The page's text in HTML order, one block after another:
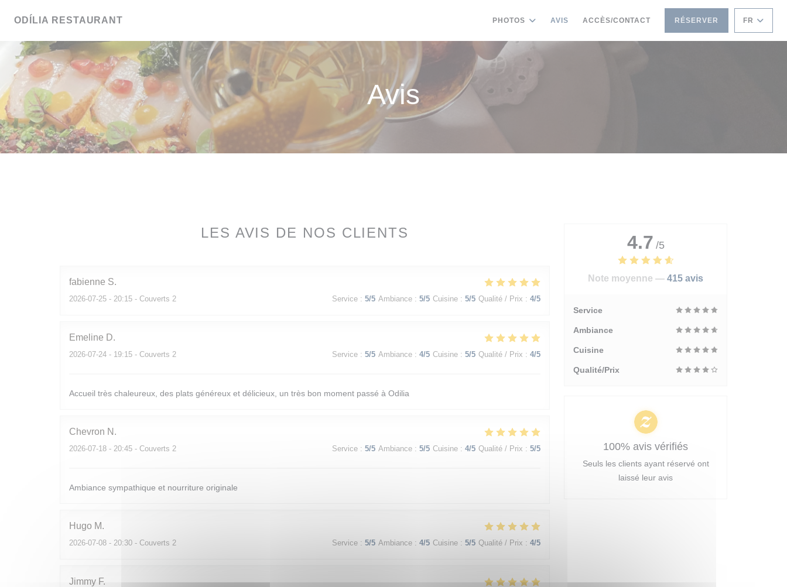
ODÍLIA RESTAURANT PHOTOS AVIS ACCÈS/CONTACT RÉSERVER FR
Avis
LES AVIS DE NOS CLIENTS
fabienne S
2026-07-25 - 20:15 - Couverts 2 Service : 5/5 Ambiance : 5/5 Cuisine : 5/5 Qualité / Prix : 4/5
Emeline D
2026-07-24 - 19:15 - Couverts 2 Service : 5/5 Ambiance : 4/5 Cuisine : 5/5 Qualité / Prix : 4/5
Accueil très chaleureux, des plats généreux et délicieux, un très bon moment passé à Odilia
Chevron N
2026-07-18 - 20:45 - Couverts 2 Service : 5/5 Ambiance : 5/5 Cuisine : 4/5 Qualité / Prix : 5/5
Ambiance sympathique et nourriture originale
Hugo M
2026-07-08 - 20:30 - Couverts 2 Service : 5/5 Ambiance : 4/5 Cuisine : 5/5 Qualité / Prix : 4/5
Jimmy F
4.7 /5
Note moyenne — 415 avis
Service
Ambiance
Cuisine
Qualité/Prix
100% avis vérifiés
Seuls les clients ayant réservé ont
laissé leur avis